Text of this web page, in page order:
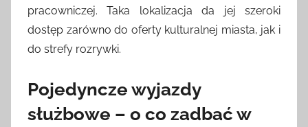
pracowniczej. Taka lokalizacja da jej szeroki
dostęp zarówno do oferty kulturalnej miasta, jak i
do strefy rozrywki.
Pojedyncze wyjazdy
służbowe – o co zadbać w